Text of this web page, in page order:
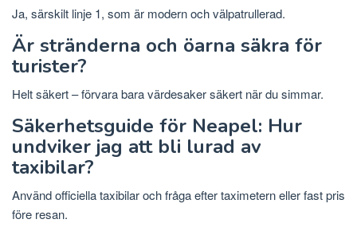
Ja, särskilt linje 1, som är modern och välpatrullerad.
Är stränderna och öarna säkra för
turister?
Helt säkert – förvara bara värdesaker säkert när du simmar.
Säkerhetsguide för Neapel: Hur
undviker jag att bli lurad av
taxibilar?
Använd officiella taxibilar och fråga efter taximetern eller fast pris
före resan.